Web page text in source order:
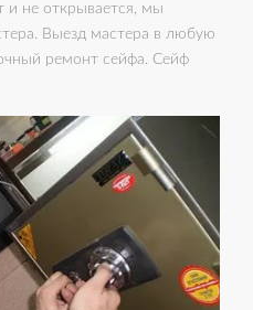
не открывается, мы
Выезд мастера в любую
ремонт сейфа. Сейф